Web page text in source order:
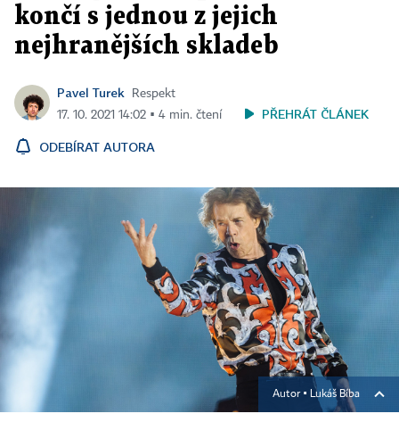
končí s jednou z jejich
nejhranějších skladeb
Pavel Turek
Respekt
17. 10. 2021 14:02 ▪ 4 min. čtení
PŘEHRÁT ČLÁNEK
ODEBÍRAT AUTORA
Autor ▪ Lukáš Bíba